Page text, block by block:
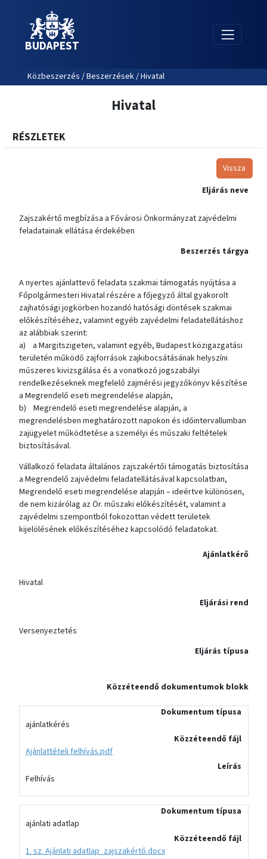
BUDAPEST
Közbeszerzés / Beszerzések / Hivatal
Hivatal
RÉSZLETEK
Vissza
Eljárás neve
Zajszakértő megbízása a Fővárosi Önkormányzat zajvédelmi
feladatainak ellátása érdekében
Beszerzés tárgya
A nyertes ajánlattevő feladata szakmai támogatás nyújtása a
Főpolgármesteri Hivatal részére a főjegyző által gyakorolt
zajhatósági jogkörben hozandó hatósági döntések szakmai
előkészítéséhez, valamint egyéb zajvédelmi feladatellátáshoz
az alábbiak szerint:
a) a Margitszigeten, valamint egyéb, Budapest közigazgatási
területén működő zajforrások zajkibocsátásának helyszíni
műszeres kivizsgálása és a vonatkozó jogszabályi
rendelkezéseknek megfelelő zajmérési jegyzőkönyv készítése
a Megrendelő eseti megrendelése alapján,
b) Megrendelő eseti megrendelése alapján, a
megrendelésben meghatározott napokon és időintervallumban
zajügyelet működtetése a személyi és műszaki feltételek
biztosításával.
Vállalkozó feladata általános zajszakértői támogatás biztosítása
a Megrendelő zajvédelmi feladatellátásával kapcsolatban,
Megrendelő eseti megrendelése alapján – ideértve különösen,
de nem kizárólag az Ör. műszaki előkészítését, valamint a
zajvédelmi szempontból fokozottan védett területek
kijelölésének előkészítéséhez kapcsolódó feladatokat.
Ajánlatkérő
Hivatal
Eljárási rend
Versenyeztetés
Eljárás típusa
Közzéteendő dokumentumok blokk
Dokumentum típusa
ajánlatkérés
Közzéteendő fájl
Ajánlattételi felhívás.pdf
Leírás
Felhívás
Dokumentum típusa
ajánlati adatlap
Közzéteendő fájl
1. sz. Ajánlati adatlap_zajszakértő.docx